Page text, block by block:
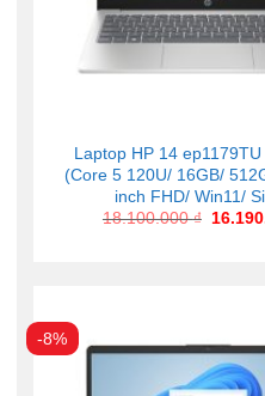
Laptop HP 14 ep1179TU
(Core 5 120U/ 16GB/
inch FHD/ Win11/
18.100.000₫
-8%